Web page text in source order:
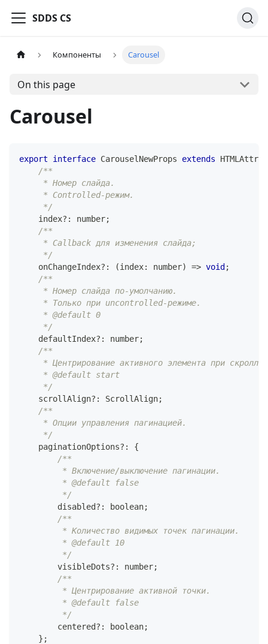
SDDS CS
Компоненты Carousel
On this page
Carousel
export interface CarouselNewProps extends
/**
     * Номер слайда.
     * Controlled-режим.
     */
    index
? : number;
/**
     * Callback для изменения слайда;
     */
    onChangeIndex
? : (index: number) => void ;
/**
     * Номер слайда по-умолчанию.
     * Только при uncontrolled-режиме.
     * @default 0
     */
    defaultIndex
? : number;
/**
     * Центрирование активного элемента при скролле.
     * @default start
     */
    scrollAlign
? : ScrollAlign;
/**
     * Опции управления пагинацией.
     */
    paginationOptions
? :
{
/**
         * Включение/выключение пагинации.
         * @default false
         */
        disabled
? : boolean;
/**
         * Количество видимых точек пагинации.
         * @default 10
         */
        visibleDots
? : number;
/**
         * Центрирование активной точки.
         * @default false
         */
        centered
? : boolean;
} ;